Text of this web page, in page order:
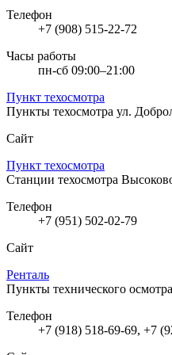
Телефон
+7 (908) 515-22-72
Часы работы
пн-сб 09:00–21:00
Пункт техосмотра
Пункты техосмотра ул.
Сайт
Пункт техосмотра
Станции техосмотра
Телефон
+7 (951) 502-02-79
Сайт
Ренталь
Пункты технического осмотра
Телефон
+7 (918) 518-69-69, +7